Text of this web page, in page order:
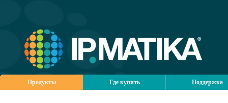
Продукты Где купить Поддержка